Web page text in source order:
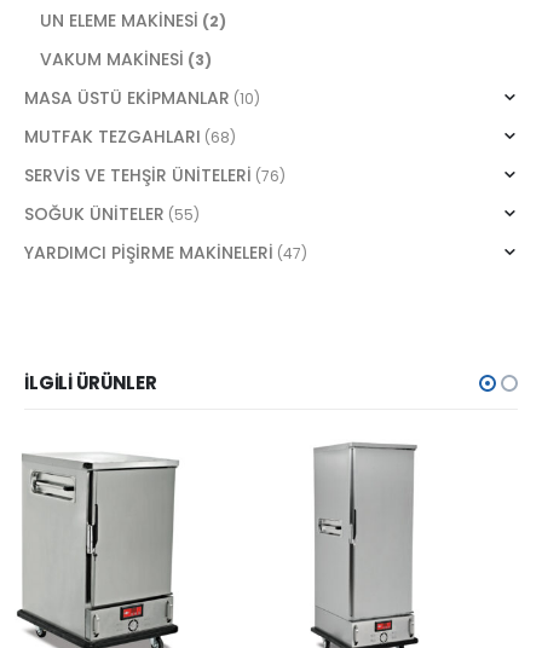
UN ELEME MAKİNESİ (2)
VAKUM MAKİNESİ (3)
MASA ÜSTÜ EKİPMANLAR (10)
MUTFAK TEZGAHLARI (68)
SERVİS VE TEHŞİR ÜNİTELERİ (76)
SOĞUK ÜNİTELER (55)
YARDIMCI PİŞİRME MAKİNELERİ (47)
İLGILI ÜRÜNLER